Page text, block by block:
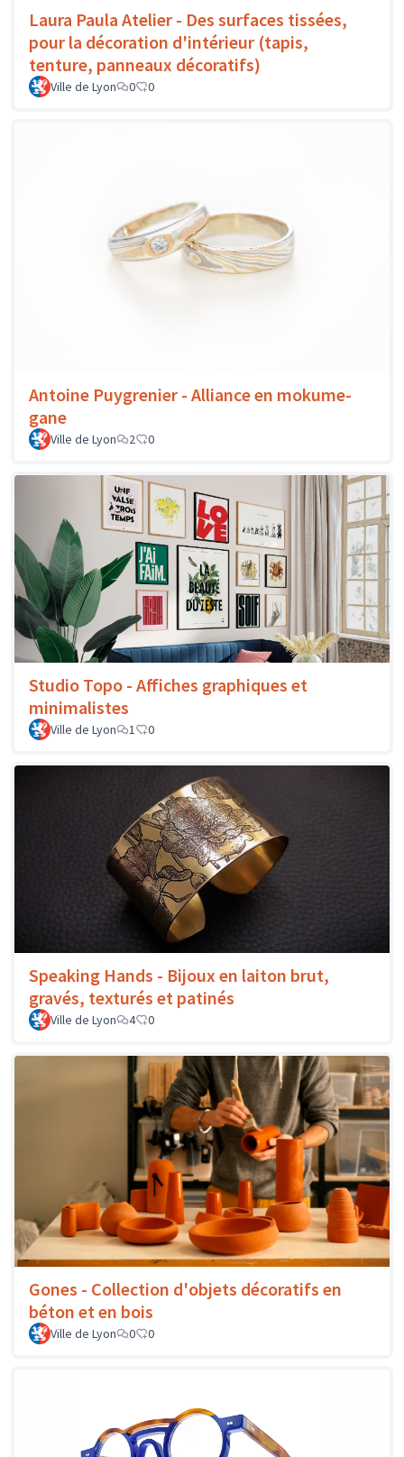
Laura Paula Atelier - Des surfaces tissées,
pour la décoration d'intérieur (tapis,
tenture, panneaux décoratifs)
Ville de Lyon 0 0
Antoine Puygrenier - Alliance en mokume-
gane
Ville de Lyon 2 0
Studio Topo - Affiches graphiques et
minimalistes
Ville de Lyon 1 0
Speaking Hands - Bijoux en laiton brut,
gravés, texturés et patinés
Ville de Lyon 4 0
Gones - Collection d'objets décoratifs en
béton et en bois
Ville de Lyon 0 0